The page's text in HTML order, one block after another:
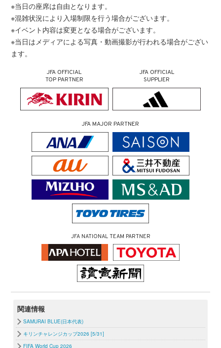
※当日の座席は自由となります。
※混雑状況により入場制限を行う場合がございます。
※イベント内容は変更となる場合がございます。
※当日はメディアによる写真・動画撮影が行われる場合がござい
ます。
JFA OFFICIAL
TOP PARTNER
JFA OFFICIAL
SUPPLIER
JFA MAJOR PARTNER
JFA NATIONAL TEAM PARTNER
関連情報
SAMURAI BLUE(日本代表)
キリンチャレンジカップ2026 [5/31]
FIFA World Cup 2026